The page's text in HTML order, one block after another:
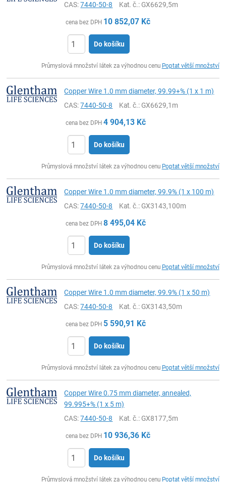
CAS:7440-50-8 Kat. č.: GX6629,5m
cena bez DPH 10 852,07 Kč
Do košíku
Průmyslová množství látek za výhodnou cenu Poptat větší množství
Copper Wire 1.0 mm diameter, 99.99+% (1 x 1 m)
CAS:7440-50-8 Kat. č.: GX6629,1m
cena bez DPH 4 904,13 Kč
Do košíku
Průmyslová množství látek za výhodnou cenu Poptat větší množství
Copper Wire 1.0 mm diameter, 99.9% (1 x 100 m)
CAS:7440-50-8 Kat. č.: GX3143,100m
cena bez DPH 8 495,04 Kč
Do košíku
Průmyslová množství látek za výhodnou cenu Poptat větší množství
Copper Wire 1.0 mm diameter, 99.9% (1 x 50 m)
CAS:7440-50-8 Kat. č.: GX3143,50m
cena bez DPH 5 590,91 Kč
Do košíku
Průmyslová množství látek za výhodnou cenu Poptat větší množství
Copper Wire 0.75 mm diameter, annealed,
99.995+% (1 x 5 m)
CAS:7440-50-8 Kat. č.: GX8177,5m
cena bez DPH 10 936,36 Kč
Do košíku
Průmyslová množství látek za výhodnou cenu Poptat větší množství